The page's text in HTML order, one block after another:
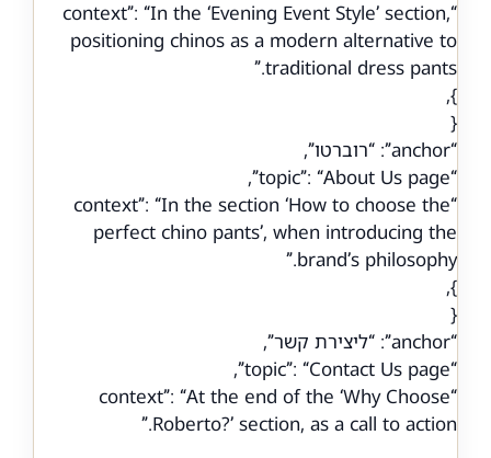
“context”: “In the ‘Evening Event Style’ section,
positioning chinos as a modern alternative to
traditional dress pants.”
},
{
“anchor”: “רוברטו”,
“topic”: “About Us page”,
“context”: “In the section ‘How to choose the
perfect chino pants’, when introducing the
brand’s philosophy.”
},
{
“anchor”: “ליצירת קשר”,
“topic”: “Contact Us page”,
“context”: “At the end of the ‘Why Choose
Roberto?’ section, as a call to action.”